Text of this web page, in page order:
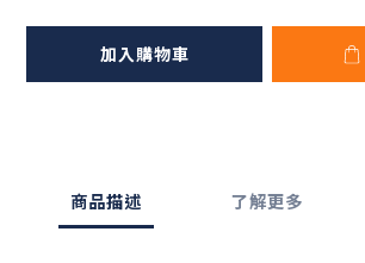
加入購物車
商品描述 了解更多